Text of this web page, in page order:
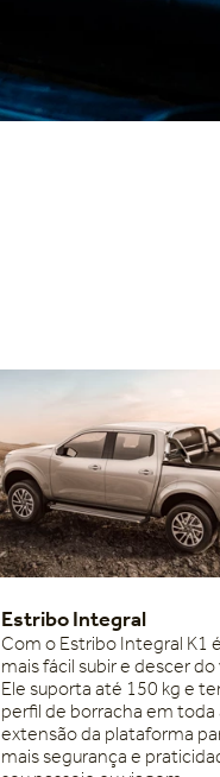
Estribo Integral
Com o Estribo Integral K1
mais fácil subir e descer do
Ele suporta até 150 kg e
perfil de borracha em toda
extensão da plataforma
mais segurança e